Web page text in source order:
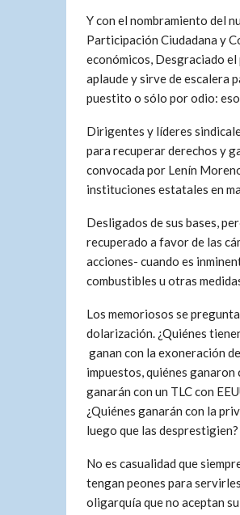
Y con el nombramiento del
Participación Ciudadana y
económicos, Desgraciado
aplaude y sirve de escalera
puestito o sólo por odio:
Dirigentes y líderes
para recuperar derechos y
convocada por Lenín
instituciones estatales en
Desligados de sus bases,
recuperado a favor de las
acciones- cuando es
combustibles u otras
Los memoriosos se
dolarización. ¿Quiénes
ganan con la exoneración
impuestos, quiénes ganaron
ganarán con un TLC con
¿Quiénes ganarán con la
luego que las desprestigien?
No es casualidad que
tengan peones para
oligarquía que no aceptan